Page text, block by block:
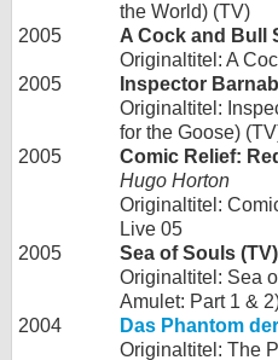
the World) (TV)
2005
A Cock and Bull
Originaltitel: A
2005
Inspector
Originaltitel:
for the Goose)
2005
Comic Relief:
Hugo Horton
Originaltitel:
Live 05
2005
Sea of Souls (TV)
Originaltitel: Sea
Amulet: Part 1 &
2004
Das Phantom
Originaltitel: The